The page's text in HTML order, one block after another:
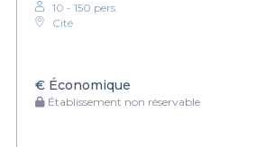
10 - 150 pers.
Cité
€ Économique
Établissement non réservable